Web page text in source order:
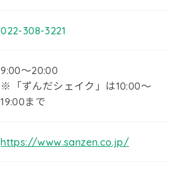
022-308-3221
9:00～20:00
※「ずんだシェイク」は10:00～
19:00まで
https://www.sanzen.co.jp/